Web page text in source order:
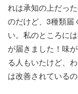
れは承知の上だっ
のだけど、3種類届
い。私のところに
が届きました！味
る人もいたけど、
は改善されている